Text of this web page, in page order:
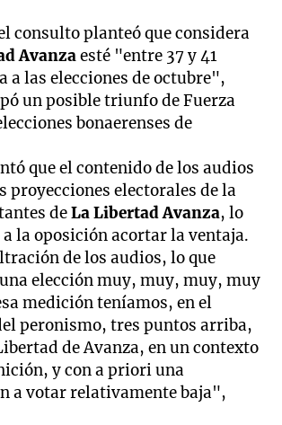
consulto planteó que considera
Avanzaesté "entre 37 y 41
a las elecciones de octubre",
un posible triunfo de Fuerza
bonaerenses de
que el contenido de los audios
proyecciones electorales de la
deLa Libertad Avanza, lo
la oposición acortar la ventaja.
de los audios, lo que
elección muy, muy, muy, muy
medición teníamos, en el
peronismo, tres puntos arriba,
de Avanza, en un contexto
y con a priori una
a votar relativamente baja",